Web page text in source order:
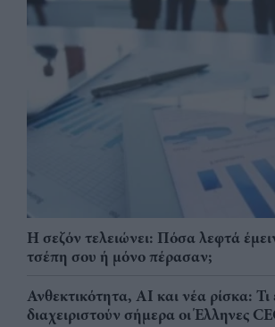
Η σεζόν τελειώνει: Πόσα λεφτά
τσέπη σου ή μόνο πέρασαν;
Ανθεκτικότητα, AI και νέα ρίσκα:
διαχειριστούν σήμερα οι Έλληνες